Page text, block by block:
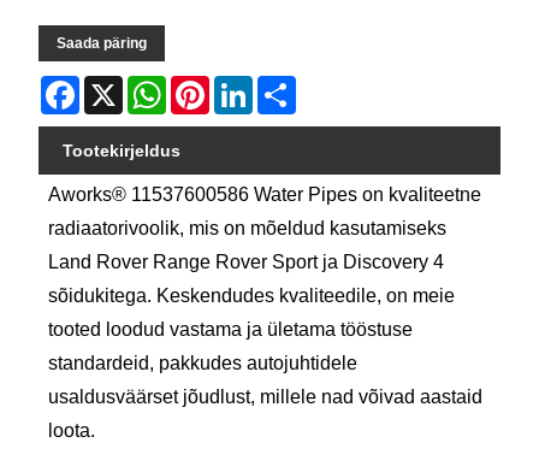
Saada päring
Facebook
X WhatsAppPinterestLinkedIn
Tootekirjeldus
Aworks® 11537600586 Water Pipes on kvaliteetne
radiaatorivoolik, mis on mõeldud kasutamiseks
Land Rover Range Rover Sport ja Discovery 4
sõidukitega. Keskendudes kvaliteedile, on meie
tooted loodud vastama ja ületama tööstuse
standardeid, pakkudes autojuhtidele
usaldusväärset jõudlust, millele nad võivad aastaid
loota.